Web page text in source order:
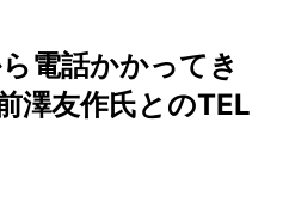
電話かかってき
澤友作氏とのTEL